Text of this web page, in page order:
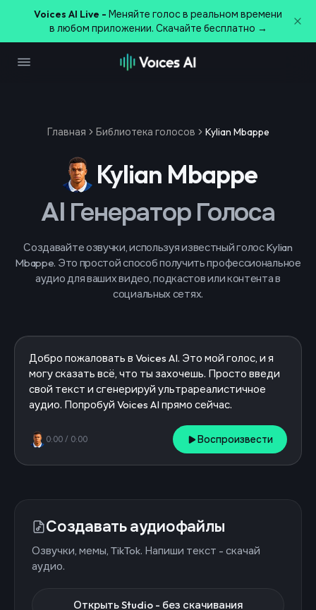
Voices AI Live - Меняйте голос в реальном времени
в любом приложении. Скачайте бесплатно →
Главная Библиотека голосов Kylian Mbappe
Kylian Mbappe
AI Генератор Голоса
Создавайте озвучки, используя известный голос Kylian
Mbappe. Это простой способ получить профессиональное
аудио для ваших видео, подкастов или контента в
социальных сетях.
0:00 / 0:00 Воспроизвести
Создавать аудиофайлы
Озвучки, мемы, TikTok. Напиши текст - скачай
аудио.
Открыть Studio - без скачивания